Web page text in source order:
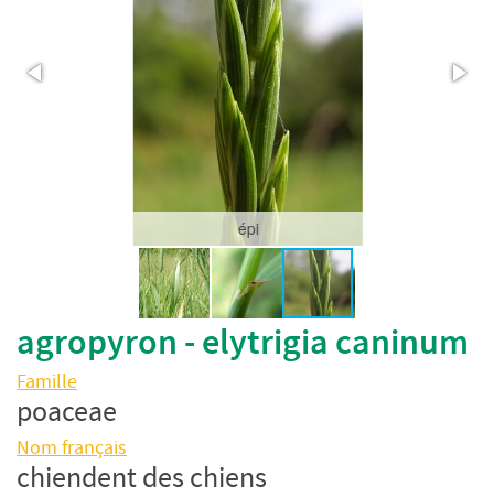
épi
agropyron - elytrigia caninum
Famille
poaceae
Nom français
chiendent des chiens